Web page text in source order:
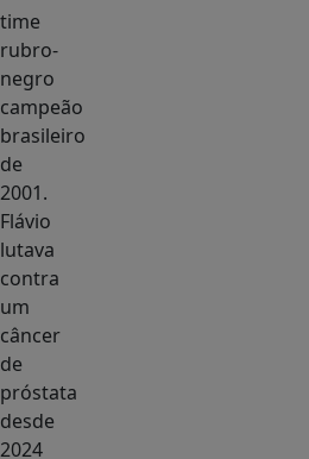
time
rubro-
negro
campeão
brasileiro
de
2001.
Flávio
lutava
contra
um
câncer
de
próstata
desde
2024